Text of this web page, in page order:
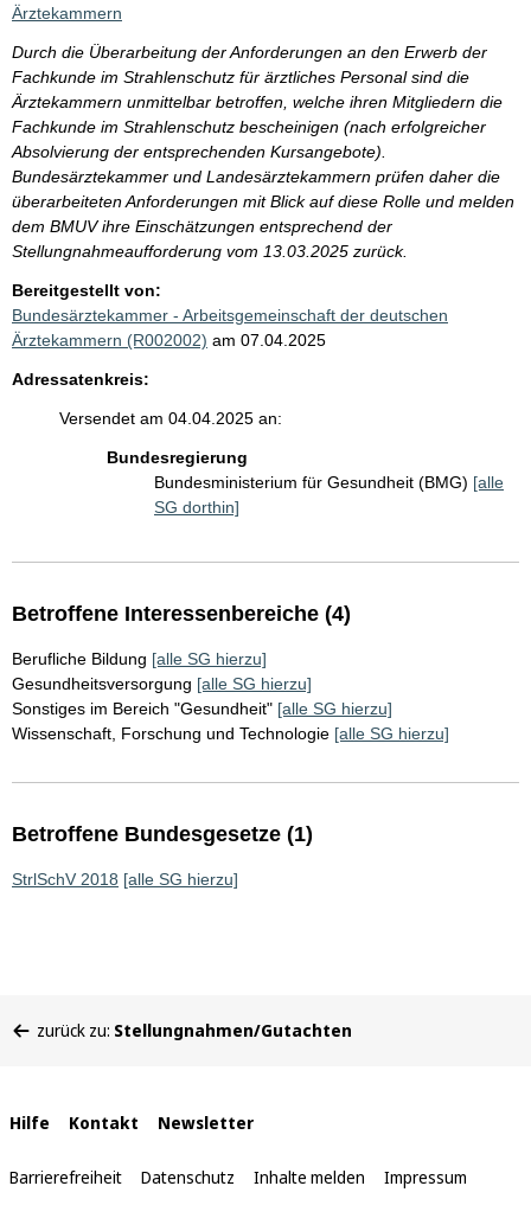
Ärztekammern
Durch die Überarbeitung der Anforderungen an den Erwerb der
Fachkunde im Strahlenschutz für ärztliches Personal sind die
Ärztekammern unmittelbar betroffen, welche ihren Mitgliedern die
Fachkunde im Strahlenschutz bescheinigen (nach erfolgreicher
Absolvierung der entsprechenden Kursangebote).
Bundesärztekammer und Landesärztekammern prüfen daher die
überarbeiteten Anforderungen mit Blick auf diese Rolle und melden
dem BMUV ihre Einschätzungen entsprechend der
Stellungnahmeaufforderung vom 13.03.2025 zurück.
Bereitgestellt von:
Bundesärztekammer - Arbeitsgemeinschaft der deutschen
Ärztekammern (R002002) am 07.04.2025
Adressatenkreis:
Versendet am 04.04.2025 an:
Bundesregierung
Bundesministerium für Gesundheit (BMG) [alle
SG dorthin]
Betroffene Interessenbereiche (4)
Berufliche Bildung [alle SG hierzu]
Gesundheitsversorgung [alle SG hierzu]
Sonstiges im Bereich "Gesundheit" [alle SG hierzu]
Wissenschaft, Forschung und Technologie [alle SG hierzu]
Betroffene Bundesgesetze (1)
StrlSchV 2018 [alle SG hierzu]
befinden
zurück zu: Stellungnahmen/Gutachten
Interne
Links
Hilfe Kontakt Newsletter
Barrierefreiheit Datenschutz Inhalte melden Impressum